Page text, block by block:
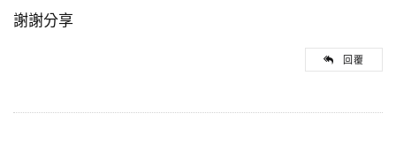
謝謝分享
回覆